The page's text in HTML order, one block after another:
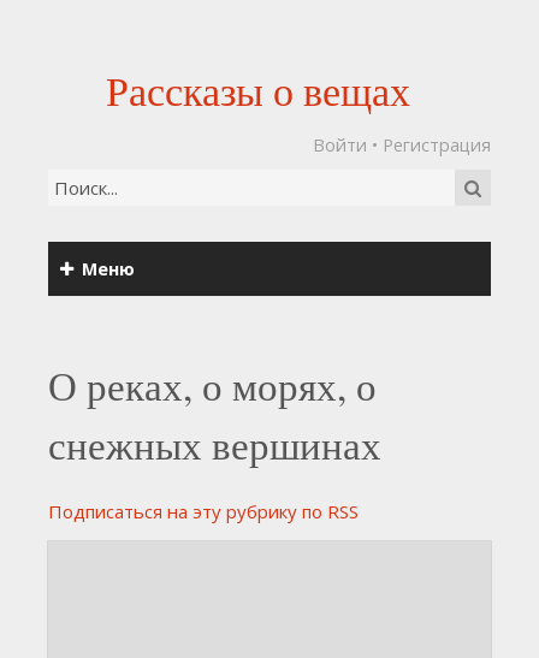
Рассказы о вещах
Войти • Регистрация
Меню
О реках, о морях, о
снежных вершинах
Подписаться на эту рубрику по RSS